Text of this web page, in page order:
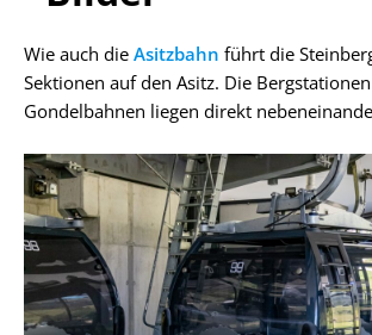
Wie auch die Asitzbahn führt die
Sektionen auf den Asitz. Die
Gondelbahnen liegen direkt